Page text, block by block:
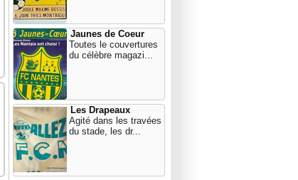
Jaunes de Coeur
Toutes le couvertures
du célèbre magazi...
Les Drapeaux
Agité dans les travées
du stade, les dr...